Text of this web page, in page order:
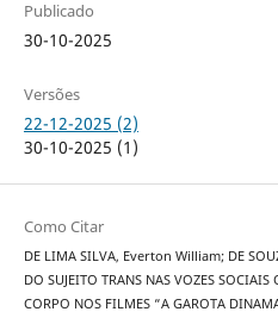
Publicado
30-10-2025
Versões
22-12-2025 (2)
30-10-2025 (1)
Como Citar
DE LIMA SILVA, Everton William; DE
DO SUJEITO TRANS NAS VOZES
CORPO NOS FILMES “A GAROTA